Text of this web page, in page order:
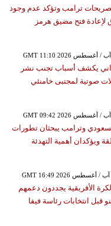
ترامب وتؤكد عدم وجود
لإعادة فتح مضيق هرمز
يكشف أسباب تجنب نشر
صوتية لمجتبى خامنئي
وترامب يبحثان تطورات
ويؤكدان أهمية التهدئة
الأفريقية يجددون دعمهم
قبل انتخابات رئاسة فيفا